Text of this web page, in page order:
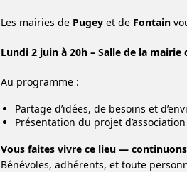
Les mairies de Pugey et de Fontain
Lundi 2 juin à 20h – Salle de la mairie
Au programme :
Partage d’idées, de besoins et
Présentation du projet
Vous faites vivre ce lieu —
Bénévoles, adhérents, et toute